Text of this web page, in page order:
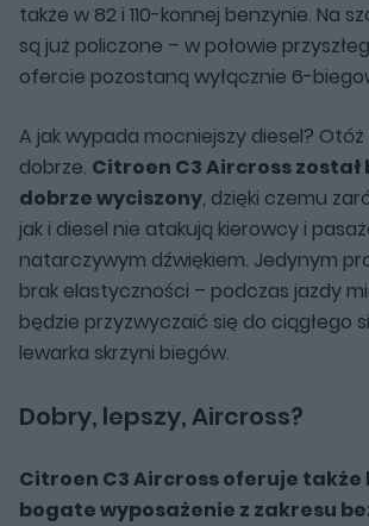
także w 82 i 110-konnej benzynie. Na
są już policzone – w połowie
ofercie pozostaną wyłącznie 6-
A jak wypada mocniejszy diesel?
dobrze. Citroen C3 Aircross został
dobrze wyciszony, dzięki czemu
jak i diesel nie atakują kierowcy i
natarczywym dźwiękiem. Jedynym
brak elastyczności – podczas jazdy
będzie przyzwyczaić się do ciągłego
lewarka skrzyni biegów.
Dobry, lepszy, Aircross?
Citroen C3 Aircross oferuje także
bogate wyposażenie z zakresu